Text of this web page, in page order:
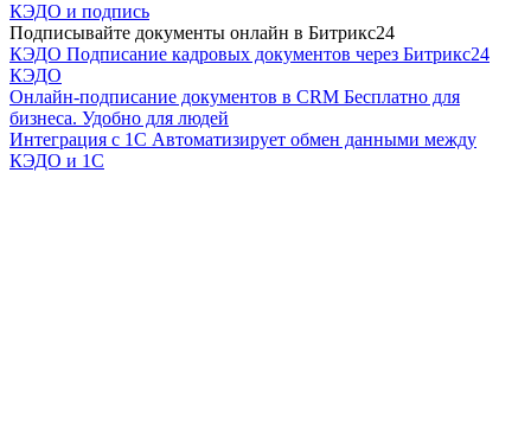
КЭДО и подпись
Подписывайте документы онлайн в Битрикс24
КЭДО Подписание кадровых документов через Битрикс24
КЭДО
Онлайн-подписание документов в CRM Бесплатно для
бизнеса. Удобно для людей
Интеграция с 1С Автоматизирует обмен данными между
КЭДО и 1С